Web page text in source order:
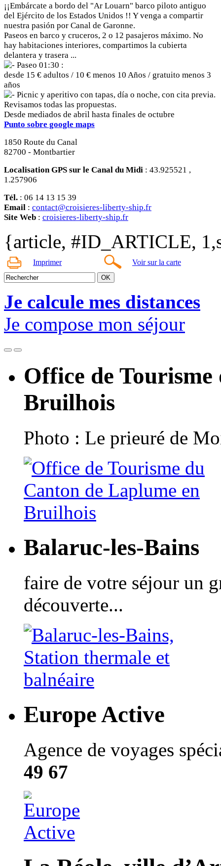
¡¡Embárcate a bordo del "Ar Louarn" barco piloto antiguo
del Ejército de los Estados Unidos !! Y venga a compartir
nuestra pasión por Canal de Garonne.
Paseos en barco y cruceros, 2 o 12 pasajeros máximo. No
hay habitaciones interiores, compartimos la cubierta
delantera y trasera ...
Paseo 01:30 :
desde 15 € adultos / 10 € menos 10 Años / gratuito menos 3
años
Picnic y aperitivo con tapas, día o noche, con cita previa.
Revisamos todas las propuestas.
Desde mediados de abril hasta finales de octubre
Punto sobre google maps
1850 Route du Canal
82700 - Montbartier
Localisation GPS sur le Canal du Midi : 43.925521 ,
1.257906
Tél. : 06 14 13 15 39
Email : contact@croisieres-liberty-ship.fr
Site Web : croisieres-liberty-ship.fr
{article, #ID_ARTICLE,
Imprimer Voir sur la carte
Je calcule mes distances
Je compose mon séjour
Office de
Bruilhois
Photo : Le prieuré de
Balaruc-les-Bains
faire de votre séjour un
découverte...
Europe Active
Agence de voyages
49 67